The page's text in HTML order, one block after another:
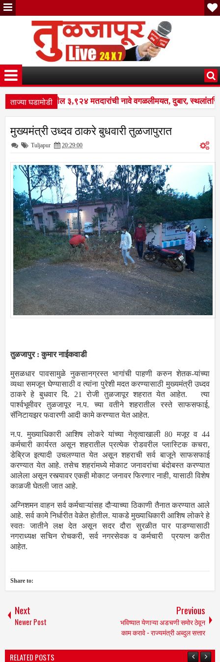
ताज्या घडामोडी
नळदुर्ग शहरातील ३,९२४ मतदारांची नावे वगळलीमयत, दुबार, स्थलांतरित
पुनरीक्षण कार्यक्रमात मोठे बदल; भारत निवडणूक आयोगाने सुधारित
नळदुर्ग शहरातील ३,९२४ मतदारांची नावे वगळलीमयत, दुबार, स्थलांतरित
मुख्यमंत्री उध्दव ठाकरे बुधवारी तुळजापुरात
Tuljapur 20:29:00
तुळजापुर : कुमार नाईकवाडी
मुसळधार पावसामुळे नुकसानग्रस्त भागांची पाहणी करुन शेतक-यांच्या
व्यथा समजून घेण्यासाठी व त्यांना पुरेशी मदत करण्यासाठी मुख्यमंत्री उध्दव
ठाकरे हे बुधवार दि. 21 रोजी तुळजापूर शहरात येत आहेत. त्या
पार्श्वभूमीवर तुळजापूर न.प. च्या वतीने शहरातील रस्ते साफसफाई,
सॅनिटायझर फवारणी आदी कामे करण्यात येत आहेत.
न.प. मुख्याधिकारी आशिष लोकरे यांच्या नेतृत्वाखाली 80 मजूर व 44
कर्मचारी कार्यरत असून शहरातील प्रत्येक रोडवरील प्लास्टिक कचरा,
डेब्रिज इत्यादी उचलण्यात येत असून शहराची सर्व बाजूने साफसफाई
करण्यात येत आहे. तसेच शहरांमध्ये मोकाट जनावरांचा बंदोबस्त करण्यात
आलेला असून रस्त्यावर एकही मोकाट जनावर फिरणार नाही, यासाठी विशेष
काळजी घेतली जात आहे.
अग्निशमन वाहन सर्व कर्मचाऱ्यांसह दौऱ्याच्या ठिकाणी तैनात करण्यात आले
आहे. सर्व कामे निर्धारीत वेळेत होतील. याकडे मुख्याधिकारी आशिष लोकरे हे
स्वतः जातीने लक्ष देत असून सदर दौरा सुरळीत पार पाडण्यासाठी
नगराध्यक्ष सचिन रोचकरी, सर्व नगरसेवक व कर्मचारी प्रयत्न करीत
आहेत.
Share to:
Next
Newer Post
Previous
भविष्यात येणाऱ्या अडचणी समोर ठेवून
काम करावे - राज्यमंत्री अब्दुल सत्तार
RELATED POSTS